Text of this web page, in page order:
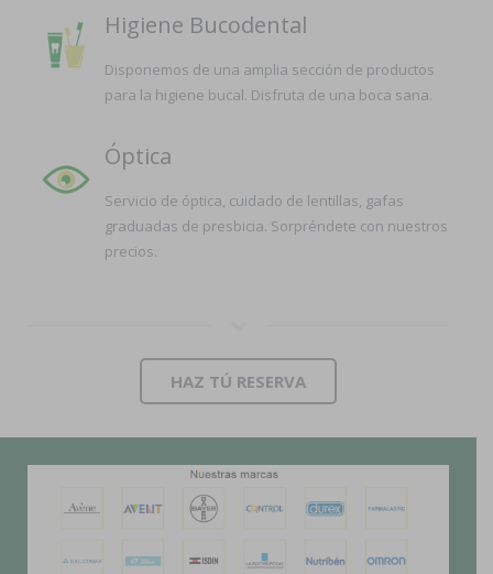
Higiene Bucodental
Disponemos de una amplia sección de productos
para la higiene bucal. Disfruta de una boca sana.
Óptica
Servicio de óptica, cuidado de lentillas, gafas
graduadas de presbicia. Sorpréndete con nuestros
precios.
HAZ TÚ RESERVA